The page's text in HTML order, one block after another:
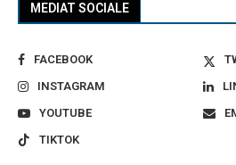
MEDIAT SOCIALE
FACEBOOK
INSTAGRAM
YOUTUBE
TIKTOK